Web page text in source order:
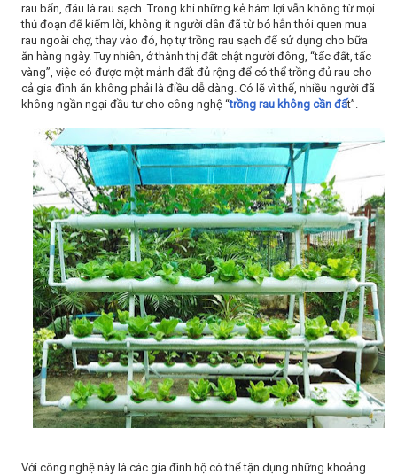
rau bẩn, đâu là rau sạch. Trong khi những kẻ hám lợi vẫn không từ mọi
thủ đoạn để kiếm lời, không ít người dân đã từ bỏ hẳn thói quen mua
rau ngoài chợ, thay vào đó, họ tự trồng rau sạch để sử dụng cho bữa
ăn hàng ngày. Tuy nhiên, ở thành thị đất chật người đông, “tấc đất, tấc
vàng”, việc có được một mảnh đất đủ rộng để có thể trồng đủ rau cho
cả gia đình ăn không phải là điều dễ dàng. Có lẽ vì thế, nhiều người đã
không ngần ngại đầu tư cho công nghệ “trồng rau không cần đất”.
Với công nghệ này là các gia đình hộ có thể tận dụng những khoảng